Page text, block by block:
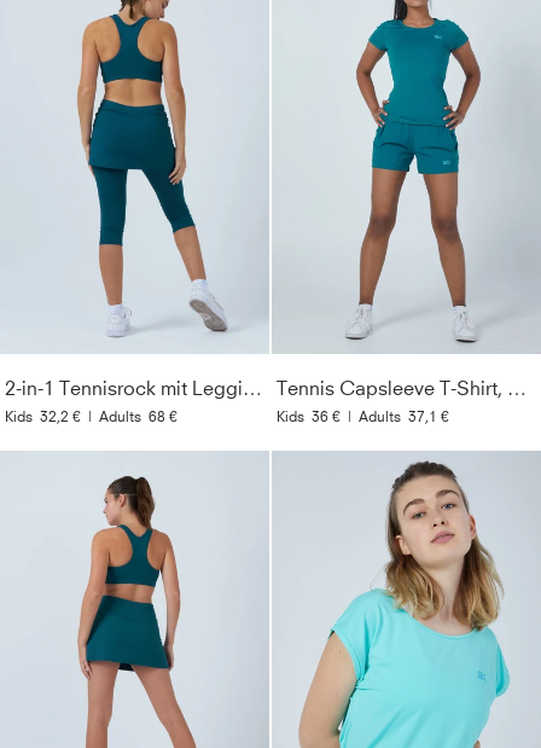
2-in-1 Tennisrock mit Leggings / Skapri, petrol grün
Kids 32,2 € | Adults 68 €
Tennis Capsleeve T-Shirt, petrol grün
Kids 36 € | Adults 37,1 €